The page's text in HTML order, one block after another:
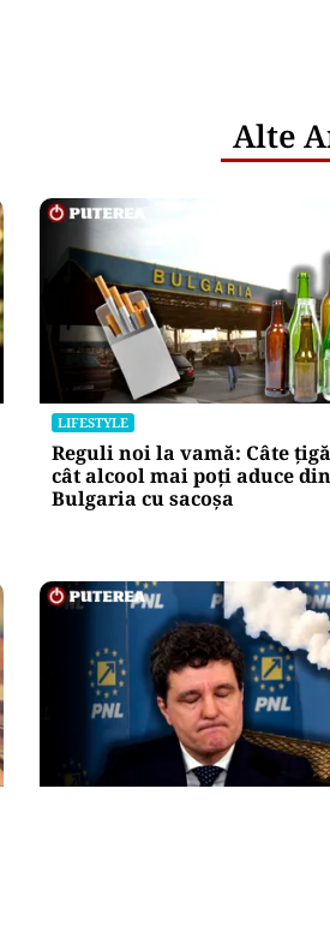
Alte
LIFESTYLE
Reguli noi la vamă: Câte
cât alcool mai poți aduce din
Bulgaria cu sacoșa